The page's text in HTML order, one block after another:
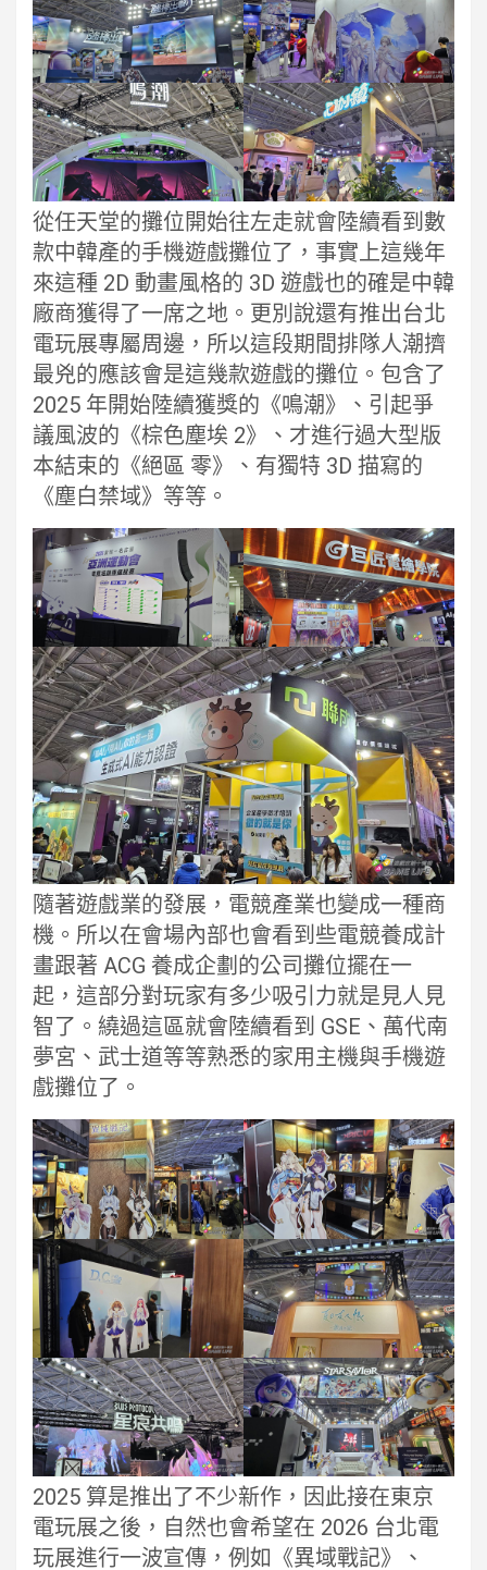
從任天堂的攤位開始往左走就會陸續看到數
款中韓產的手機遊戲攤位了，事實上這幾年
來這種 2D 動畫風格的 3D 遊戲也的確是中韓
廠商獲得了一席之地。更別說還有推出台北
電玩展專屬周邊，所以這段期間排隊人潮擠
最兇的應該會是這幾款遊戲的攤位。包含了
2025 年開始陸續獲獎的《鳴潮》、引起爭
議風波的《棕色塵埃 2》、才進行過大型版
本結束的《絕區 零》、有獨特 3D 描寫的
《塵白禁域》等等。
隨著遊戲業的發展，電競產業也變成一種商
機。所以在會場內部也會看到些電競養成計
畫跟著 ACG 養成企劃的公司攤位擺在一
起，這部分對玩家有多少吸引力就是見人見
智了。繞過這區就會陸續看到 GSE、萬代南
夢宮、武士道等等熟悉的家用主機與手機遊
戲攤位了。
2025 算是推出了不少新作，因此接在東京
電玩展之後，自然也會希望在 2026 台北電
玩展進行一波宣傳，例如《異域戰記》、